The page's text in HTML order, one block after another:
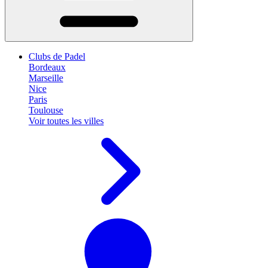
Clubs de Padel
Bordeaux
Marseille
Nice
Paris
Toulouse
Voir toutes les villes